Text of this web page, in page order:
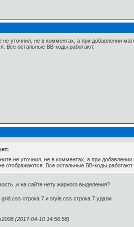
не уточнил, не в комментах, а при добавлении
Все остальные ВВ-коды работают.
не уточнил, не в комментах, а при
отображаются. Все остальные ВВ-коды работают.
,и на сайте нету жирного выделения?
строка 7 и style.css строка 7 удали
(2017-04-10 14:56:58)